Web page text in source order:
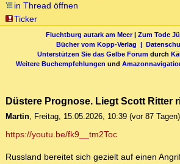
in Thread öffnen
Ticker
Fluchtburg autark am Meer| Zum Tode
Bücher vom Kopp-Verlag |
Unterstützen Sie das Gelbe Forum durch
Weitere Buchempfehlungen und
Düstere Prognose. Liegt Scott Ritter
Martin, Freitag, 15.05.2026, 10:39 (vor 87 Tagen)
https://youtu.be/fk9__tm2Toc
Russland bereitet sich gezielt auf einen